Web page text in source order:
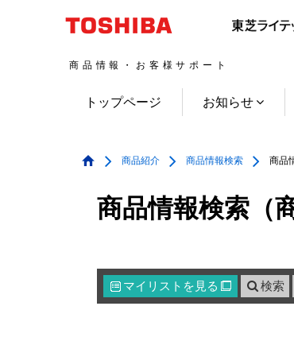
商品情報・お客様サポート
トップページ お知らせ
商品紹介 商品情報検索 商品
商品情報検索（
マイリスト を見る  検索